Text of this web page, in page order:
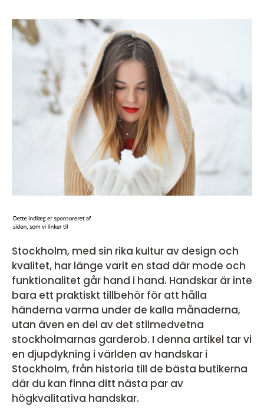
Stockholm, med sin rika kultur av design och
kvalitet, har länge varit en stad där mode och
funktionalitet går hand i hand. Handskar är inte
bara ett praktiskt tillbehör för att hålla
händerna varma under de kalla månaderna,
utan även en del av det stilmedvetna
stockholmarnas garderob. I denna artikel tar vi
en djupdykning i världen av handskar i
Stockholm, från historia till de bästa butikerna
där du kan finna ditt nästa par av
högkvalitativa handskar.